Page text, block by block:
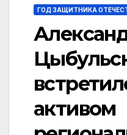
ГОД ЗАЩИТНИКА
активом